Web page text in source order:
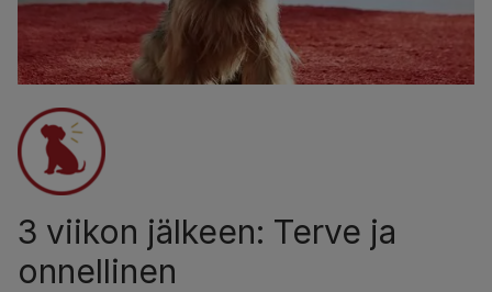
3 viikon jälkeen: Terve ja
onnellinen